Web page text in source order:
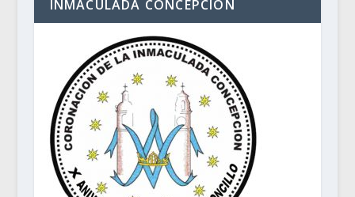
INMACULADA CONCEPCIÓN